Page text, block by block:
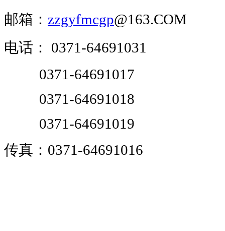
邮箱： zzgyfmcgp@163.COM
电话：
0371-64691031
0371-64691017
0371-64691018
0371-64691019
传真：0371-64691016